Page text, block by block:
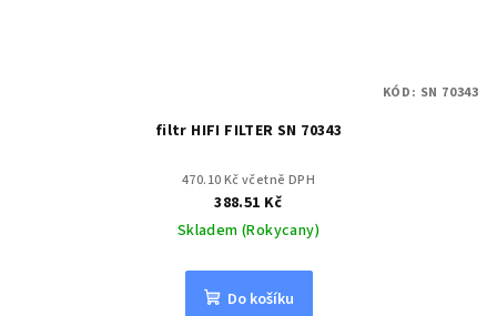
filtr HIFI FILTER SN 70343
470.10 Kč včetně DPH
388.51 Kč
Skladem (Rokycany)
Do košíku
KÓD: SN 70343